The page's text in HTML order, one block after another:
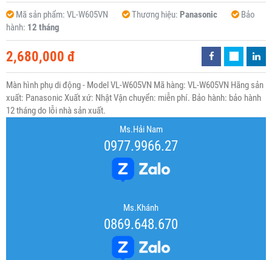
Mã sản phẩm: VL-W605VN Thương hiệu: Panasonic
Bảo
hành: 12 tháng
2,680,000 đ
Màn hình phụ di động - Model VL-W605VN Mã hàng: VL-W605VN Hãng sản
xuất: Panasonic Xuất xứ: Nhật Vận chuyển: miễn phí. Bảo hành: bảo hành
12 tháng do lỗi nhà sản xuất.
Ms.Hải Nam
0977.9966.27
Ms.Khánh
0869.648.670